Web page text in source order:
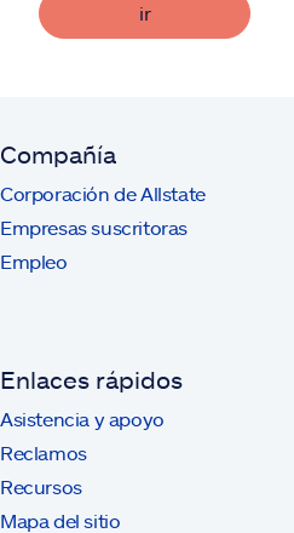
ir
Compañía
Corporación de Allstate
Empresas suscritoras
Empleo
Enlaces rápidos
Asistencia y apoyo
Reclamos
Recursos
Mapa del sitio